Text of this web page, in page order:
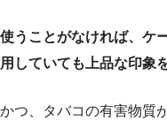
使うことがなければ、ケ
用していても上品な印象
かつ、タバコの有害物質